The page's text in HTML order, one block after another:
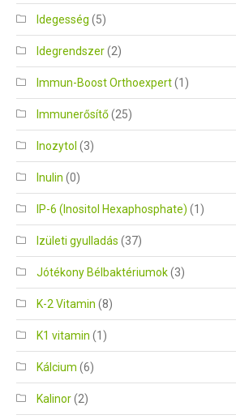
Idegesség (5)
Idegrendszer(2)
Immun-Boost Orthoexpert(1)
Immunerősítő(25)
Inozytol (3)
Inulin (0)
IP-6 (Inositol Hexaphosphate) (1)
Izületi gyulladás (37)
Jótékony Bélbaktériumok(3)
K-2 Vitamin (8)
K1 vitamin (1)
Kálcium (6)
Kalinor(2)